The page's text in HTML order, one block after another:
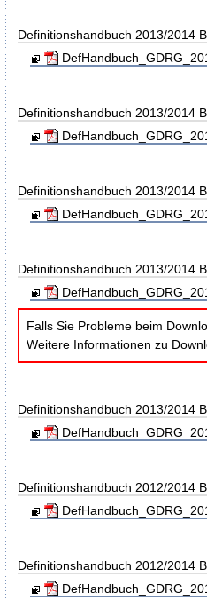
Definitionshandbuch 2013/2014
Definitionshandbuch 2013/2014
Definitionshandbuch 2013/2014
Definitionshandbuch 2013/2014
Falls Sie Probleme beim
Weitere Informationen zu
Definitionshandbuch 2013/2014
Definitionshandbuch 2012/2014
Definitionshandbuch 2012/2014